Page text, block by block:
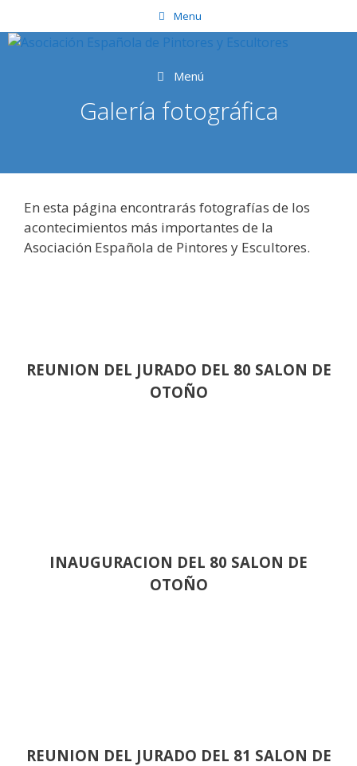
al
contenido
Menu
Menú
Galería fotográfica
En esta página encontrarás fotografías de los
acontecimientos más importantes de la
Asociación Española de Pintores y Escultores.
REUNION DEL JURADO DEL 80 SALON DE
OTOÑO
INAUGURACION DEL 80 SALON DE
OTOÑO
REUNION DEL JURADO DEL 81 SALON DE